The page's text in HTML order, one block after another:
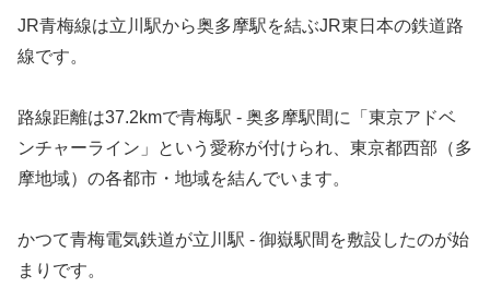
JR青梅線は立川駅から奥多摩駅を結ぶJR東日本の鉄道路
線です。
路線距離は37.2kmで青梅駅 - 奥多摩駅間に「東京アドベ
ンチャーライン」という愛称が付けられ、東京都西部（多
摩地域）の各都市・地域を結んでいます。
かつて青梅電気鉄道が立川駅 - 御嶽駅間を敷設したのが始
まりです。